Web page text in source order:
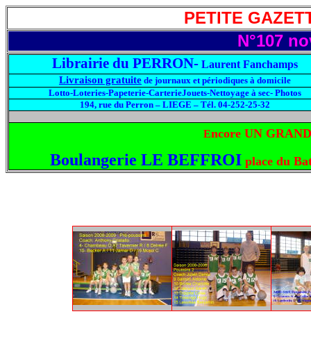
PETITE
N°107
Librairie du PERRON- Laurent Fanchamps
Livraison gratuite de journaux et périodiques à domicile
Lotto-Loteries-Papeterie-CarterieJouets-Nettoyage à sec- Photos
194, rue du Perron – LIEGE – Tél. 04-252-25-32
Encore UN
Boulangerie LE BEFFROI place du